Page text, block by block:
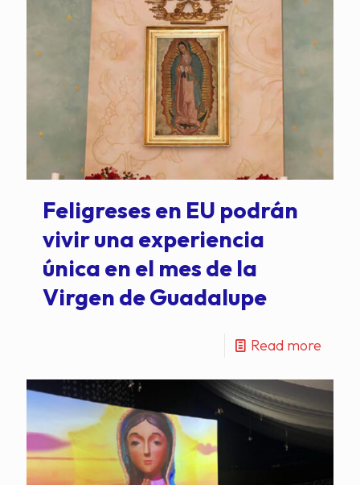
Feligreses en EU podrán
vivir una experiencia
única en el mes de la
Virgen de Guadalupe
Read more